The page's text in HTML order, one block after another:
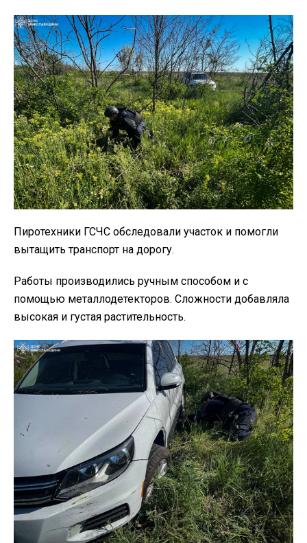
Пиротехники ГСЧС обследовали участок и помогли
вытащить транспорт на дорогу.
Работы производились ручным способом и с
помощью металлодетекторов. Сложности добавляла
высокая и густая растительность.